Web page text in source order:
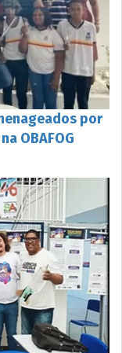
por
OBAFOG